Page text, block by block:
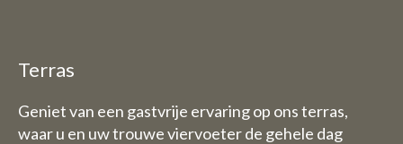
Terras
Geniet van een gastvrije ervaring op ons terras,
waar u en uw trouwe viervoeter de gehele dag
met 9 augustus zijn wij geheel
overnachtingen)